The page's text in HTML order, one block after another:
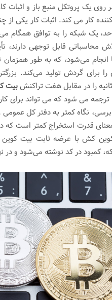
یک پروتکل منبع باز و اثبات
کار می کند. اثبات کار یکی از
یک شبکه را به توافق همگام
محاسباتی قابل توجهی
می‌شود، که به طور همزمان
بیت
می شود که می تواند برای
نگاه کمتر به دفتر کل
قدرت استخراج کمتر است که
کش با عرضه ثابت بیت